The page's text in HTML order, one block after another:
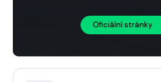
Oficiální stránky